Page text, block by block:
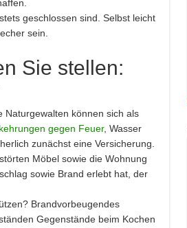
geschlossen sind. Selbst leicht
sein.
Sie stellen:
Naturgewalten können sich als
gegen Feuer, Wasser
zunächst eine Versicherung.
Möbel sowie die Wohnung
sowie Brand erlebt hat, der
Brandvorbeugendes
Gegenstände beim Kochen